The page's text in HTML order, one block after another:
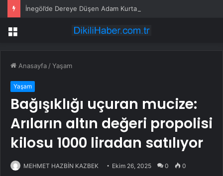
İnegöl’de Dereye Düşen Adam Kurtarıldı
Menü
Anasayfa /Yaşam
Yaşam
Bağışıklığı uçuran mucize:
Arıların altın değeri propolisi
kilosu 1000 liradan satılıyor
MEHMET HAZBİN KAZBEK Ekim 26, 2025 0 0